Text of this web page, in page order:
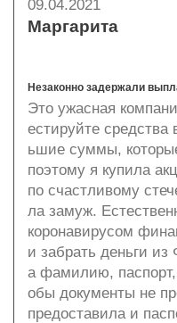
09.04.2021
Маргарита
Незаконно задержали
Это ужасная
естируйте
ьшие суммы,
поэтому я купила
по счастливому
ла замуж.
коронавирусом
и забрать деньги
а фамилию,
обы документы не
предоставила и